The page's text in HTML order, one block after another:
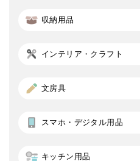
収納用品
インテリア・クラフト
文房具
スマホ・デジタル用品
キッチン用品